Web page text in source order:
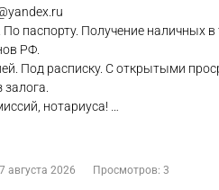
паспорту. Получение наличных в
РФ.
Под расписку. С открытыми
залога.
нотариуса! …
августа 2026 Просмотров: 3